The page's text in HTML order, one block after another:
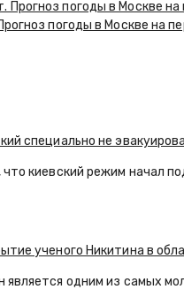
погоды в Москве на
специально не
киевский режим начал
ученого Никитина в
является одним из самых